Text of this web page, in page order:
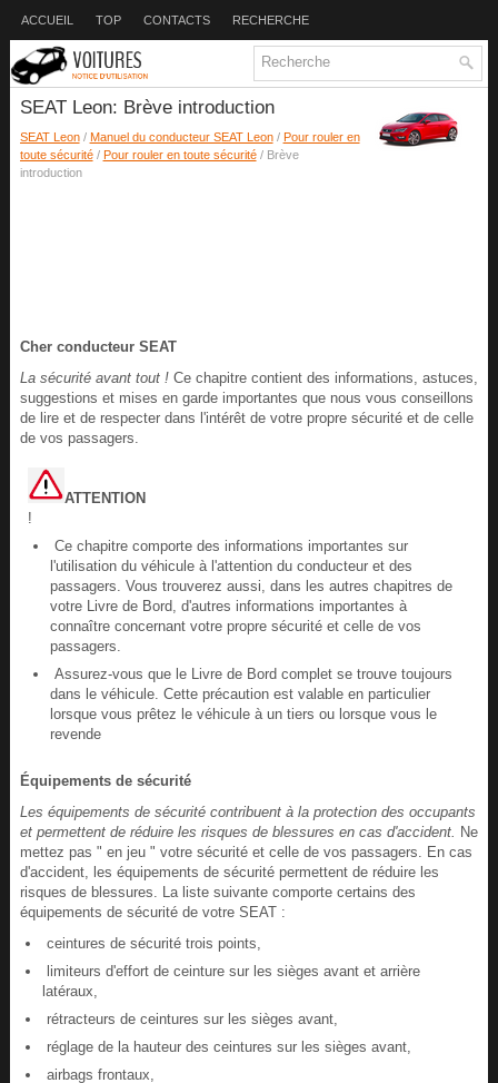
ACCUEIL TOP CONTACTS RECHERCHE
SEAT Leon: Brève introduction
SEAT Leon/ Manuel du conducteur SEAT Leon/ Pour rouler en
toute sécurité/ Pour rouler en toute sécurité/ Brève
introduction
Cher conducteur SEAT
La sécurité avant tout !Ce chapitre contient des informations, astuces,
suggestions et mises en garde importantes que nous vous conseillons
de lire et de respecter dans l'intérêt de votre propre sécurité et de celle
de vos passagers.
ATTENTION
!
Ce chapitre comporte des informations importantes sur
l'utilisation du véhicule à l'attention du conducteur et des
passagers. Vous trouverez aussi, dans les autres chapitres de
votre Livre de Bord, d'autres informations importantes à
connaître concernant votre propre sécurité et celle de vos
passagers.
Assurez-vous que le Livre de Bord complet se trouve toujours
dans le véhicule. Cette précaution est valable en particulier
lorsque vous prêtez le véhicule à un tiers ou lorsque vous le
revende
Équipements de sécurité
Les équipements de sécurité contribuent à la protection des occupants
et permettent de réduire les risques de blessures en cas d'accident. Ne
mettez pas " en jeu " votre sécurité et celle de vos passagers. En cas
d'accident, les équipements de sécurité permettent de réduire les
risques de blessures. La liste suivante comporte certains des
équipements de sécurité de votre SEAT :
ceintures de sécurité trois points,
limiteurs d'effort de ceinture sur les sièges avant et arrière
latéraux,
rétracteurs de ceintures sur les sièges avant,
réglage de la hauteur des ceintures sur les sièges avant,
airbags frontaux,